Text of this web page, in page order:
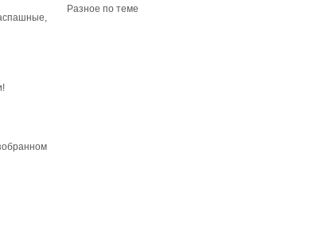
Разное по теме